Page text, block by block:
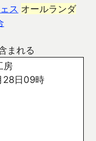
ス オールランダ
まれる
房
28日09時